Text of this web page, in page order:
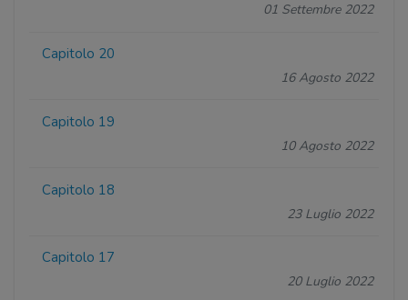
01 Settembre 2022
Capitolo 20
16 Agosto 2022
Capitolo 19
10 Agosto 2022
Capitolo 18
23 Luglio 2022
Capitolo 17
20 Luglio 2022